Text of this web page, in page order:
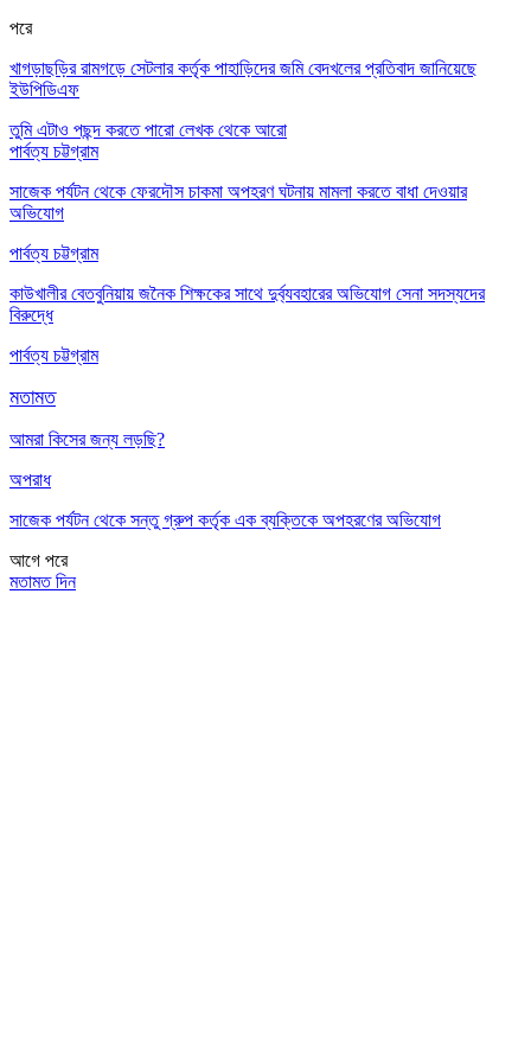
পরে
খাগড়াছড়ির রামগড়ে সেটলার কর্তৃক পাহাড়িদের জমি বেদখলের প্রতিবাদ জানিয়েছে
ইউপিডিএফ
তুমি এটাও পছন্দ করতে পারো লেখক থেকে আরো
পার্বত্য চট্টগ্রাম
সাজেক পর্যটন থেকে ফেরদৌস চাকমা অপহরণ ঘটনায় মামলা করতে বাধা দেওয়ার
অভিযোগ
পার্বত্য চট্টগ্রাম
কাউখালীর বেতবুনিয়ায় জনৈক শিক্ষকের সাথে দুর্ব্যবহারের অভিযোগ সেনা সদস্যদের
বিরুদ্ধে
পার্বত্য চট্টগ্রাম
মতামত
আমরা কিসের জন্য লড়ছি?
অপরাধ
সাজেক পর্যটন থেকে সন্তু গ্রুপ কর্তৃক এক ব্যক্তিকে অপহরণের অভিযোগ
আগে পরে
মতামত দিন